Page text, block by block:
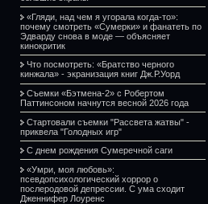
«Гляди, над чем я угорала когда-то»:
почему смотреть «Сумерки» и фанатеть по
Эдварду снова в моде — объясняет
кинокритик
Что посмотреть: «Братство черного
кинжала» - экранизация книг Дж.Р.Уорд
Съемки «Бэтмена-2» с Робертом
Паттинсоном начнутся весной 2026 года
Стартовали съемки "Рассвета жатвы" -
приквела "Голодных игр"
С днем рождения Сумеречной саги
«Умри, моя любовь»:
псевдопсихологический хоррор о
послеродовой депрессии. С ума сходит
Дженнифер Лоуренс